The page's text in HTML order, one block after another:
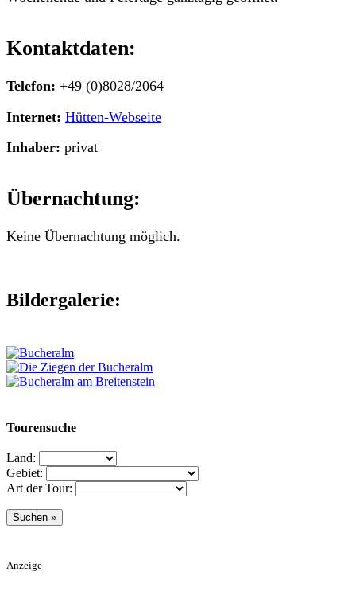
Kontaktdaten:
Telefon: +49 (0)8028/2064
Internet: Hütten-Webseite
Inhaber: privat
Übernachtung:
Keine Übernachtung möglich.
Bildergalerie:
Tourensuche
Land:
Gebiet:
Art der Tour:
Anzeige